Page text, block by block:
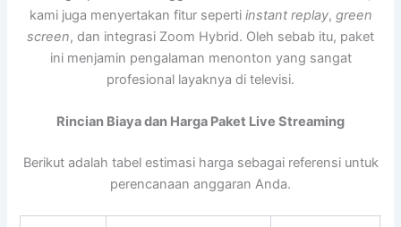
kami juga menyertakan fitur seperti instant replay, green
screen, dan integrasi Zoom Hybrid. Oleh sebab itu, paket
ini menjamin pengalaman menonton yang sangat
profesional layaknya di televisi.
Rincian Biaya dan Harga Paket Live Streaming
Berikut adalah tabel estimasi harga sebagai referensi untuk
perencanaan anggaran Anda.